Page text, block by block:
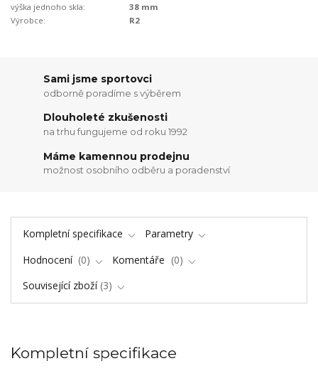
výška jednoho skla:
38 mm
Výrobce:
R2
Sami jsme sportovci
odborně poradíme s výběrem
Dlouholeté zkušenosti
na trhu fungujeme od roku 1992
Máme kamennou prodejnu
možnost osobního odběru a poradenství
Kompletní specifikace
Parametry
Hodnocení
0 Komentáře
0
Související zboží 3
Kompletní specifikace